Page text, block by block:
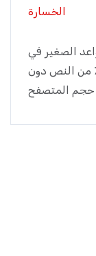
الخسارة
الصغير في
الشروط – لا يمكن قراءة الـ 0.5٪ من النص دون